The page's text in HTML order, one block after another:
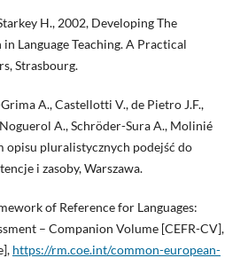
H., 2002, Developing The
Language Teaching. A Practical
Strasbourg.
A., Castellotti V., de Pietro J.F.,
A., Schröder-Sura A., Molinié
opisu pluralistycznych podejść do
i zasoby, Warszawa.
of Reference for Languages:
– Companion Volume [CEFR-CV],
https://rm.coe.int/common-european-